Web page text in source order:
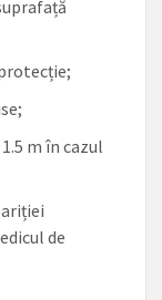
m în cazul
de